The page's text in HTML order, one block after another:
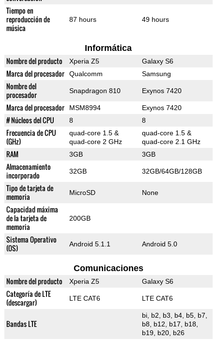
Tiempo en
reproducción de
música
87 hours 49 hours
Informática
Nombre del producto Xperia Z5 Galaxy S6
Marca del procesador Qualcomm Samsung
Nombre del
procesador
Snapdragon 810 Exynos 7420
Marca del procesador MSM8994 Exynos 7420
# Núcleos del CPU 8 8
Frecuencia de CPU
(GHz)
quad-core 1.5 &
quad-core 2 GHz
quad-core 1.5 &
quad-core 2.1 GHz
RAM 3GB 3GB
Almacenamiento
incorporado
32GB 32GB/64GB/128GB
Tipo de tarjeta de
memoria
MicroSD None
Capacidad máxima
de la tarjeta de
memoria
200GB
Sistema Operativo
(OS)
Android 5.1.1 Android 5.0
Comunicaciones
Nombre del producto Xperia Z5 Galaxy S6
Categoría de LTE
(descargar)
LTE CAT6 LTE CAT6
Bandas LTE
bi, b2, b3, b4, b5, b7,
b8, b12, b17, b18,
b19, b20, b26